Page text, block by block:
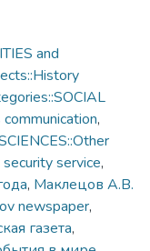
and
,
service,
, Маклецов А.В.
newspaper,
газета,